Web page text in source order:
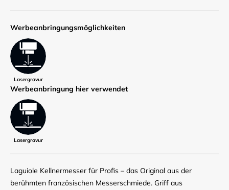
Werbe­anbringungs­möglich­keiten
Lasergravur
Werbe­anbringung hier verwendet
Lasergravur
Laguiole Kellnermesser für Profis – das Original aus der
berühmten französischen Messerschmiede. Griff aus